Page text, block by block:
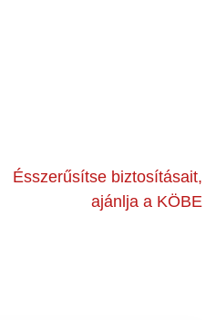
Ésszerűsítse biztosításait,
ajánlja a KÖBE